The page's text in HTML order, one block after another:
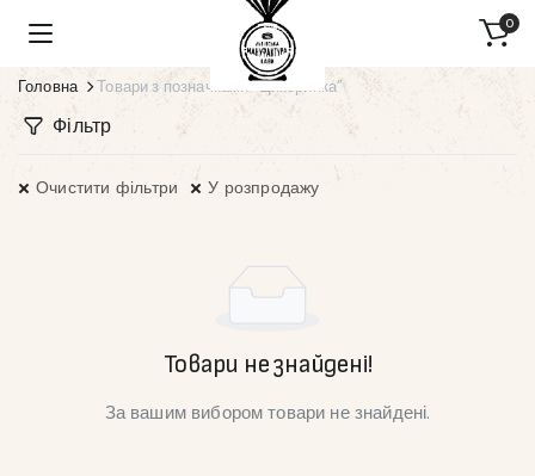
0
Головна Товари з позначками “Цикоринка”
Фільтр
Очистити фільтри У розпродажу
Товари не знайдені!
За вашим вибором товари не знайдені.